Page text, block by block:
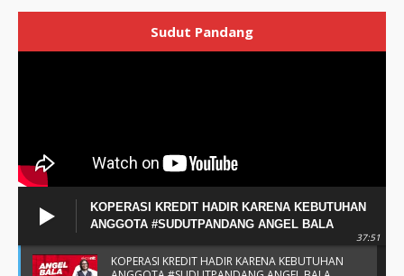
Sudut Pandang
KOPERASI KREDIT HADIR KARENA KEBUTUHAN
ANGGOTA #SUDUTPANDANG ANGEL BALA
37:51
KOPERASI KREDIT HADIR KARENA KEBUTUHAN